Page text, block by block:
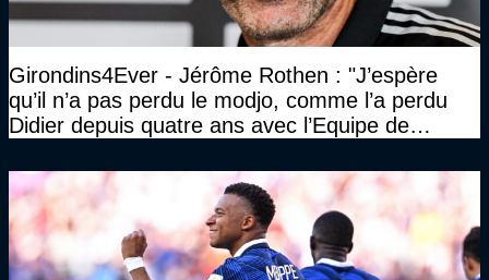
Girondins4Ever - Jérôme Rothen : "J’espère
qu’il n’a pas perdu le modjo, comme l’a perdu
Didier depuis quatre ans avec l’Equipe de